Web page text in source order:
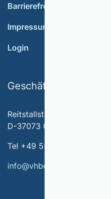
Barrierefreiheit
Impressum
Login
Geschäftsstelle
Reitstallstr. 7
D-37073 Göttingen
Tel +49 551 79778-566
info@vhbonline.org